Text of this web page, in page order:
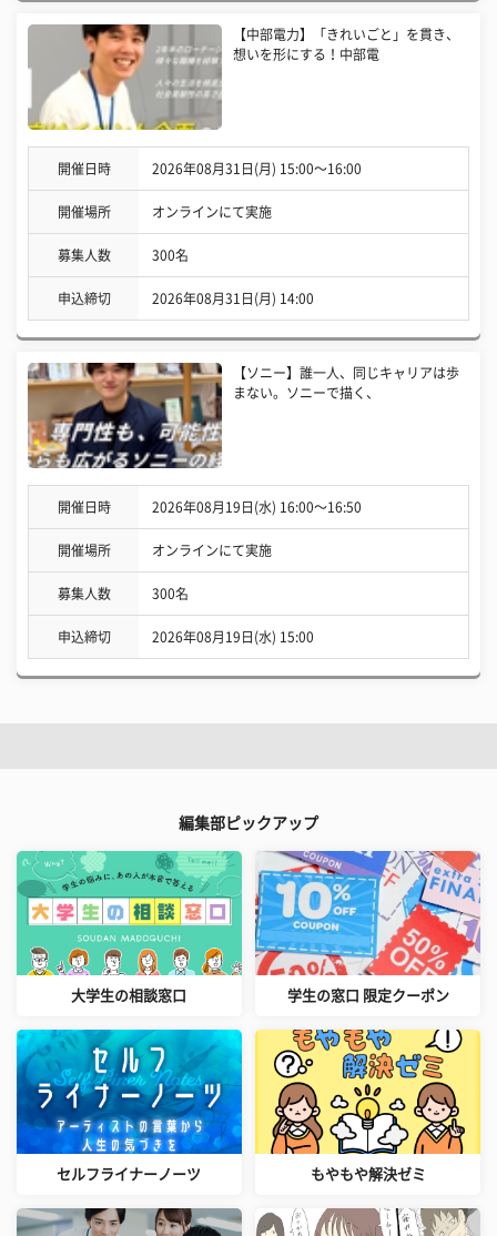
【中部電力】「きれいごと」を貫き、
想いを形にする！中部電
開催日時 2026年08月31日(月) 15:00〜16:00
開催場所 オンラインにて実施
募集人数 300名
申込締切 2026年08月31日(月) 14:00
【ソニー】誰一人、同じキャリアは歩
まない。ソニーで描く、
開催日時 2026年08月19日(水) 16:00〜16:50
開催場所 オンラインにて実施
募集人数 300名
申込締切 2026年08月19日(水) 15:00
編集部ピックアップ
大学生の相談窓口 学生の窓口 限定クーポン
セルフライナーノーツ もやもや解決ゼミ